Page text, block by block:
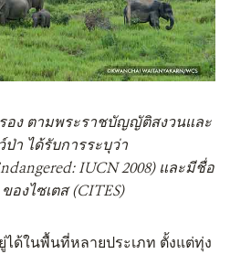
อง ตามพระราชบัญญัติสงวนและ
า ได้รับการระบุว่า
IUCN 2008) และมีชื่อ
องไซเตส (CITES)
ได้ในพื้นที่หลายประเภท ตั้งแต่ทุ่ง